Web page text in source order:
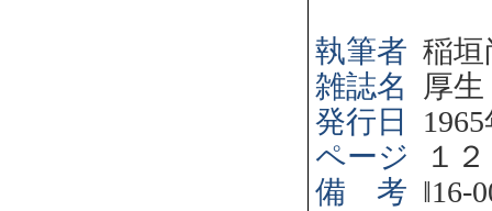
執筆者 稲垣
雑誌名
厚生
発行日
1965
ページ
１
備 考 ‖16-